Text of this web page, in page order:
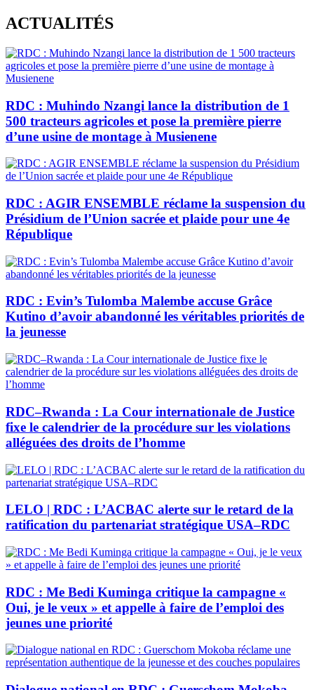
Skip
to
content
ACTUALITÉS
RDC : Muhindo Nzangi lance la distribution de 1
500 tracteurs agricoles et pose la première pierre
d’une usine de montage à Musienene
RDC : AGIR ENSEMBLE réclame la suspension du
Présidium de l’Union sacrée et plaide pour une 4e
République
RDC : Evin’s Tulomba Malembe accuse Grâce
Kutino d’avoir abandonné les véritables priorités de
la jeunesse
RDC–Rwanda : La Cour internationale de Justice
fixe le calendrier de la procédure sur les violations
alléguées des droits de l’homme
LELO | RDC : L’ACBAC alerte sur le retard de la
ratification du partenariat stratégique USA–RDC
RDC : Me Bedi Kuminga critique la campagne «
Oui, je le veux » et appelle à faire de l’emploi des
jeunes une priorité